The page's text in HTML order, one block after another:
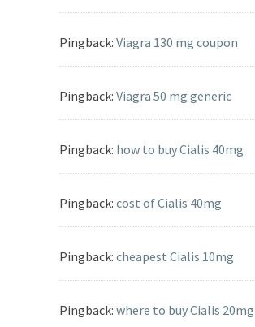
Pingback: Viagra 130 mg coupon
Pingback: Viagra 50 mg generic
Pingback: how to buy Cialis 40mg
Pingback: cost of Cialis 40mg
Pingback: cheapest Cialis 10mg
Pingback: where to buy Cialis 20mg